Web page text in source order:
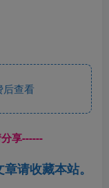
查看
享------
请收藏本站。